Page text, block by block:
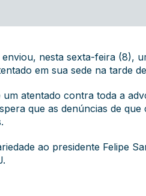
nesta sexta-feira (8),
em sua sede na tarde
atentado contra toda a
que as denúncias de
ao presidente Felipe